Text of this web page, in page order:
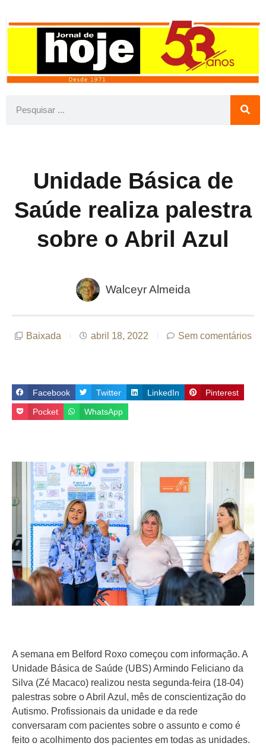
Unidade Básica de
Saúde realiza palestra
sobre o Abril Azul
Walceyr Almeida
Baixada abril 18, 2022 Sem comentários
Facebook Twitter LinkedIn Pinterest
Pocket WhatsApp
A semana em Belford Roxo começou com informação. A
Unidade Básica de Saúde (UBS) Armindo Feliciano da
Silva (Zé Macaco) realizou nesta segunda-feira (18-04)
palestras sobre o Abril Azul, mês de conscientização do
Autismo. Profissionais da unidade e da rede
conversaram com pacientes sobre o assunto e como é
feito o acolhimento dos pacientes em todas as unidades.